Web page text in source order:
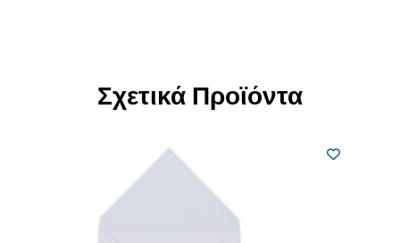
Σχετικά Προϊόντα